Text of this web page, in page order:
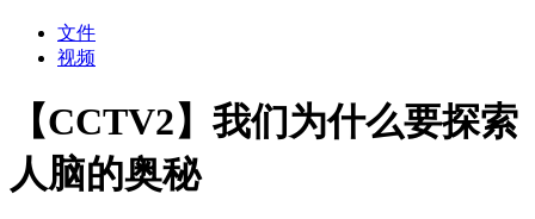
文件
视频
【CCTV2】我们为什么要探索
人脑的奥秘